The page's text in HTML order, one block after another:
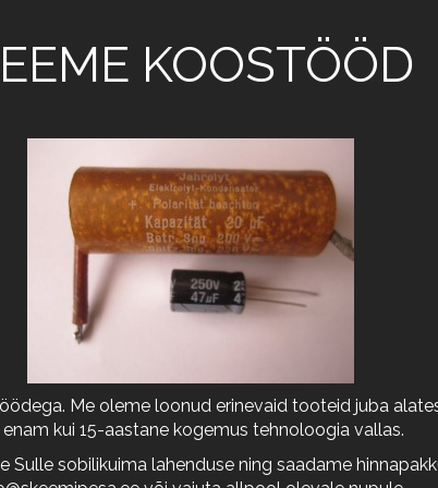
KOOSTÖÖD
Me oleme loonud erinevaid tooteid juba
kui 15-aastane kogemus tehnoloogia vallas.
Sulle sobilikuima lahenduse ning saadame